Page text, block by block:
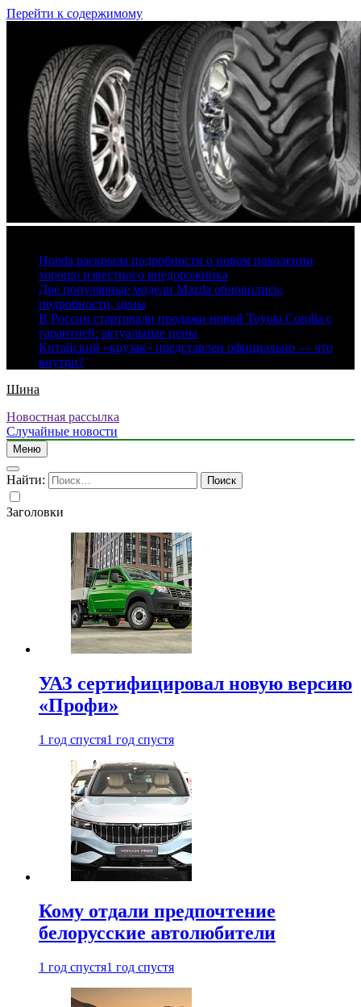
Перейти к содержимому
Honda раскрыла подробности о новом поколении
хорошо известного внедорожника
Две популярные модели Mazda обновились:
подробности, цены
В России стартовали продажи новой Toyota Corolla с
гарантией: актуальные цены
Китайский «крузак» представлен официально — что
внутри?
Шина
Новостная рассылка
Случайные новости
Меню
Найти:
Заголовки
УАЗ сертифицировал новую версию
«Профи»
1 год спустя1 год спустя
Кому отдали предпочтение
белорусские автолюбители
1 год спустя1 год спустя